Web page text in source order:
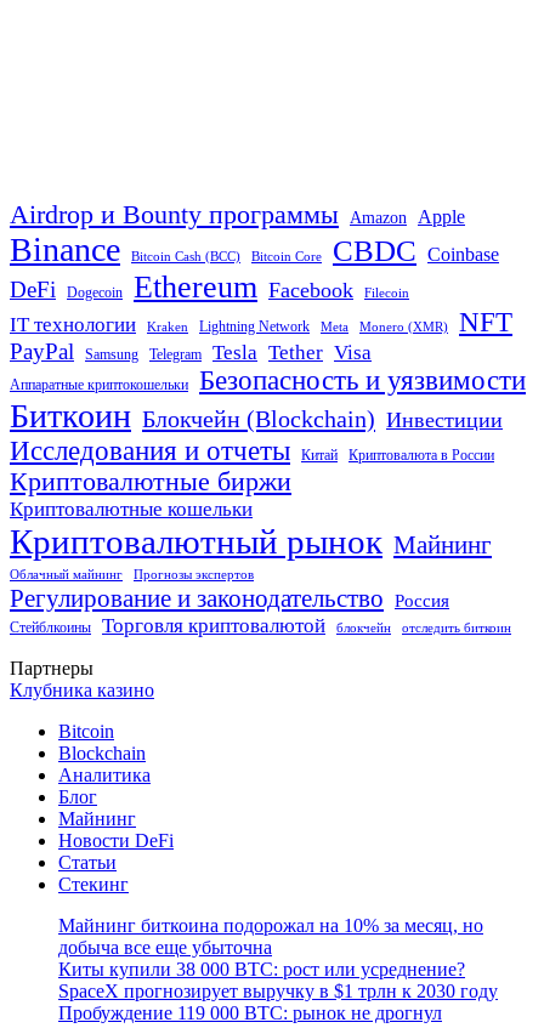
Airdrop и Bounty программы Amazon Apple
Binance Bitcoin Cash (BCC) Bitcoin Core CBDC Coinbase
DeFi Dogecoin Ethereum Facebook Filecoin
IT технологии Kraken Lightning Network Meta Monero (XMR) NFT
PayPal Samsung Telegram Tesla Tether Visa
Аппаратные криптокошельки Безопасность и уязвимости
Биткоин Блокчейн (Blockchain) Инвестиции
Исследования и отчеты Китай Криптовалюта в России
Криптовалютные биржи
Криптовалютные кошельки
Криптовалютный рынок Майнинг
Облачный майнинг Прогнозы экспертов
Регулирование и законодательство Россия
Стейблкоины Торговля криптовалютой блокчейн отследить биткоин
Партнеры
Клубника казино
Bitcoin
Blockchain
Аналитика
Блог
Майнинг
Новости DeFi
Статьи
Стекинг
Майнинг биткоина подорожал на 10% за месяц, но
добыча все еще убыточна
Киты купили 38 000 BTC: рост или усреднение?
SpaceX прогнозирует выручку в $1 трлн к 2030 году
Пробуждение 119 000 BTC: рынок не дрогнул